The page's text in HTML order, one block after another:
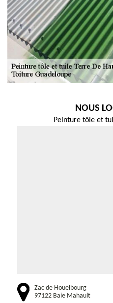
NOUS
Peinture tôle et
Zac de Houelbourg
97122 Baie Mahault